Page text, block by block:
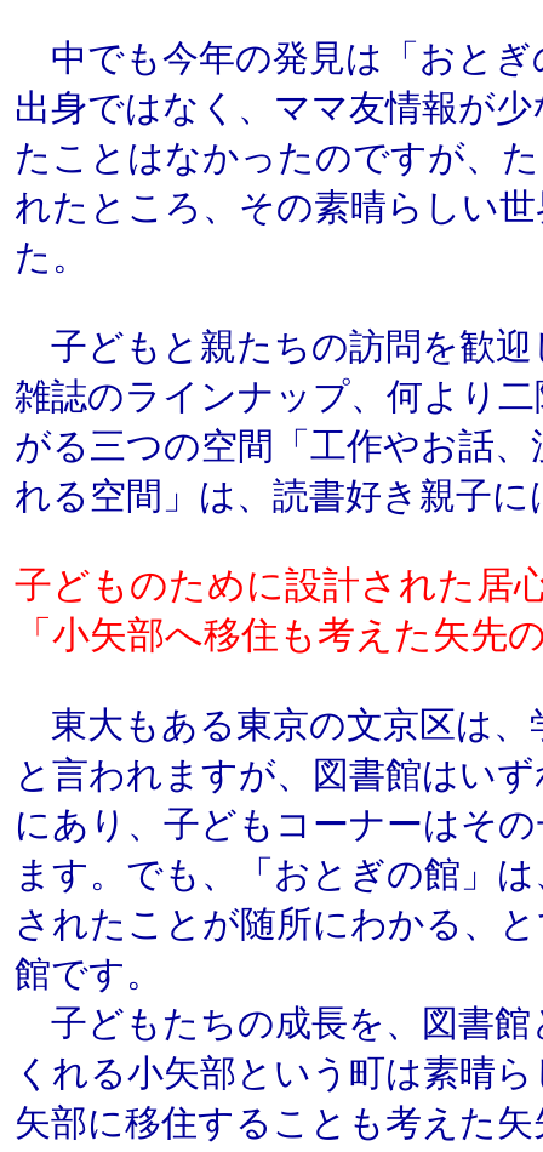
中でも今年の発見は「おとぎ
出身ではなく、ママ友情報が
たことはなかったのですが、
れたところ、その素晴らしい
た。
子どもと親たちの訪問を歓迎
雑誌のラインナップ、何より
がる三つの空間「工作やお話
れる空間」は、読書好き親子
子どものために設計された居
「小矢部へ移住も考えた矢先
東大もある東京の文京区は、
と言われますが、図書館はい
にあり、子どもコーナーはそ
ます。でも、「おとぎの館」
されたことが随所にわかる、
館です。
子どもたちの成長を、図書館
くれる小矢部という町は素晴
矢部に移住することも考えた